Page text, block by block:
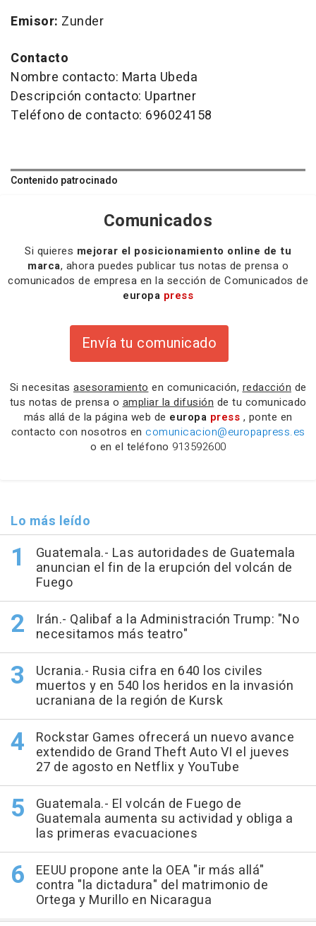
Emisor: Zunder
Contacto
Nombre contacto: Marta Ubeda
Descripción contacto: Upartner
Teléfono de contacto: 696024158
Contenido patrocinado
Comunicados
Si quieres mejorar el posicionamiento online de tu
marca, ahora puedes publicar tus notas de prensa o
comunicados de empresa en la sección de Comunicados de
europa press
Envía tu comunicado
Si necesitas asesoramiento en comunicación, redacción de
tus notas de prensa o ampliar la difusión de tu comunicado
más allá de la página web de europa press , ponte en
contacto con nosotros en comunicacion@europapress.es
o en el teléfono 913592600
Lo más leído
Guatemala.- Las autoridades de Guatemala
anuncian el fin de la erupción del volcán de
Fuego
Irán.- Qalibaf a la Administración Trump: "No
necesitamos más teatro"
Ucrania.- Rusia cifra en 640 los civiles
muertos y en 540 los heridos en la invasión
ucraniana de la región de Kursk
Rockstar Games ofrecerá un nuevo avance
extendido de Grand Theft Auto VI el jueves
27 de agosto en Netflix y YouTube
Guatemala.- El volcán de Fuego de
Guatemala aumenta su actividad y obliga a
las primeras evacuaciones
EEUU propone ante la OEA "ir más allá"
contra "la dictadura" del matrimonio de
Ortega y Murillo en Nicaragua